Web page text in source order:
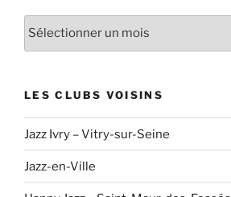
Archives
LES CLUBS VOISINS
Jazz Ivry – Vitry-sur-Seine
Jazz-en-Ville